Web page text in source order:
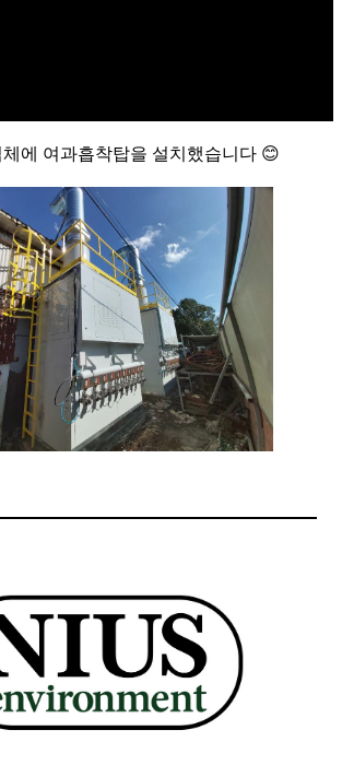
에 여과흡착탑을 설치했습니다 😊